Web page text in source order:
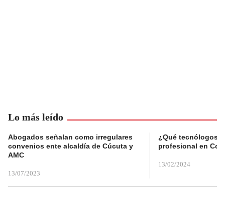
Lo más leído
Abogados señalan como irregulares
convenios ente alcaldía de Cúcuta y
AMC
13/07/2023
¿Qué tecnólogos
profesional en
13/02/2024